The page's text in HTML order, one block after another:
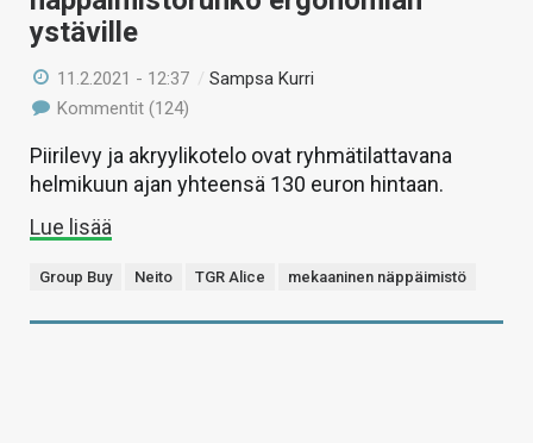
ystäville
11.2.2021 - 12:37 /Sampsa Kurri
Kommentit (124)
Piirilevy ja akryylikotelo ovat ryhmätilattavana
helmikuun ajan yhteensä 130 euron hintaan.
Lue lisää
Group Buy Neito TGR Alice mekaaninen näppäimistö